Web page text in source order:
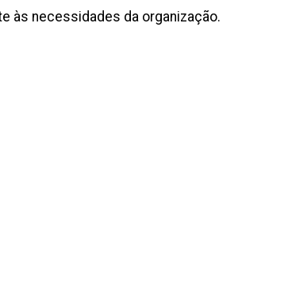
às necessidades da organização.